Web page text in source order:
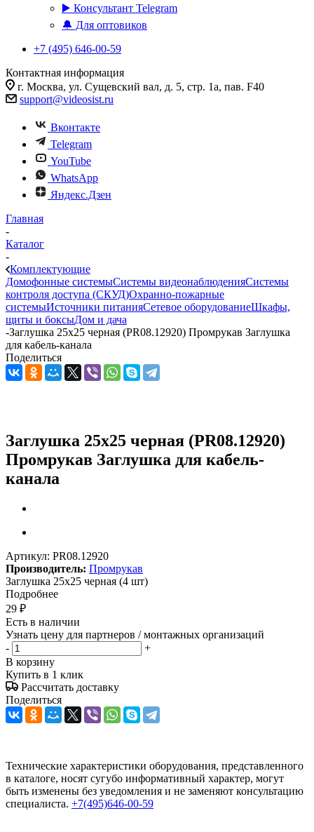
▶️ Консультант Telegram
🔔 Для оптовиков
+7 (495) 646-00-59
Контактная информация
г. Москва, ул. Сущевский вал, д. 5, стр. 1а, пав. F40
support@videosist.ru
Вконтакте
Telegram
YouTube
WhatsApp
Яндекс.Дзен
Главная
-
Каталог
-
Комплектующие
Домофонные системыСистемы видеонаблюденияСистемы
контроля доступа (СКУД)Охранно-пожарные
системыИсточники питанияСетевое оборудованиеШкафы,
щиты и боксыДом и дача
-Заглушка 25х25 черная (PR08.12920) Промрукав Заглушка
для кабель-канала
Поделиться
Заглушка 25х25 черная (PR08.12920)
Промрукав Заглушка для кабель-
канала
Артикул: PR08.12920
Производитель: Промрукав
Заглушка 25х25 черная (4 шт)
Подробнее
29 ₽
Есть в наличии
Узнать цену для партнеров / монтажных организаций
-
+
В корзину
Купить в 1 клик
Рассчитать доставку
Поделиться
Технические характеристики оборудования, представленного
в каталоге, носят сугубо информативный характер, могут
быть изменены без уведомления и не заменяют консультацию
специалиста. +7(495)646-00-59